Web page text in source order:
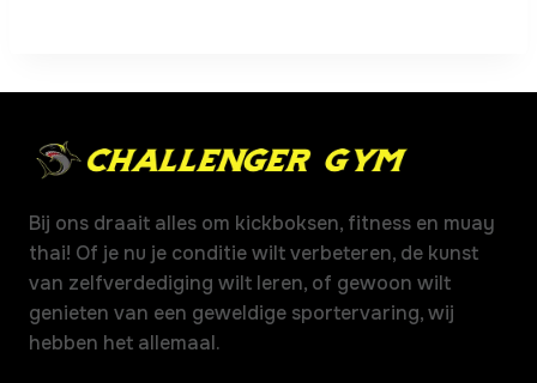
Bij ons draait alles om kickboksen, fitness en muay
thai! Of je nu je conditie wilt verbeteren, de kunst
van zelfverdediging wilt leren, of gewoon wilt
genieten van een geweldige sportervaring, wij
hebben het allemaal.